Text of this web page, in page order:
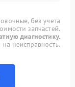
без учета
запчастей.
диагностику.
неисправность.